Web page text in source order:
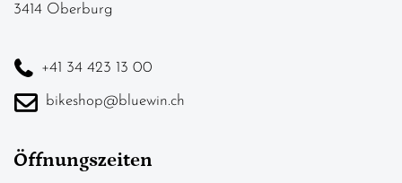
3414 Oberburg
+41 34 423 13 00
bikeshop@bluewin.ch
Öffnungszeiten